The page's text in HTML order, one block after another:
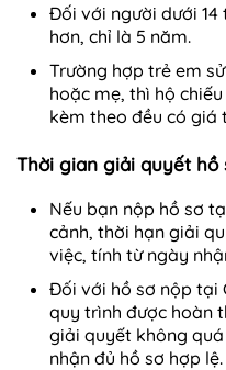
Đối với người dưới 14
hơn, chỉ là 5 năm.
Trường hợp trẻ em
hoặc mẹ, thì hộ
kèm theo đều có giá
Thời gian giải quyết hồ
Nếu bạn nộp hồ sơ
cảnh, thời hạn giải
việc, tính từ ngày
Đối với hồ sơ nộp tại
quy trình được hoàn
giải quyết không
nhận đủ hồ sơ hợp lệ.